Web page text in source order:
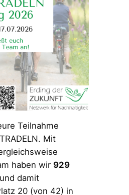
Teilnahme
Mit
haben wir 929
damit
20 (von 42) in